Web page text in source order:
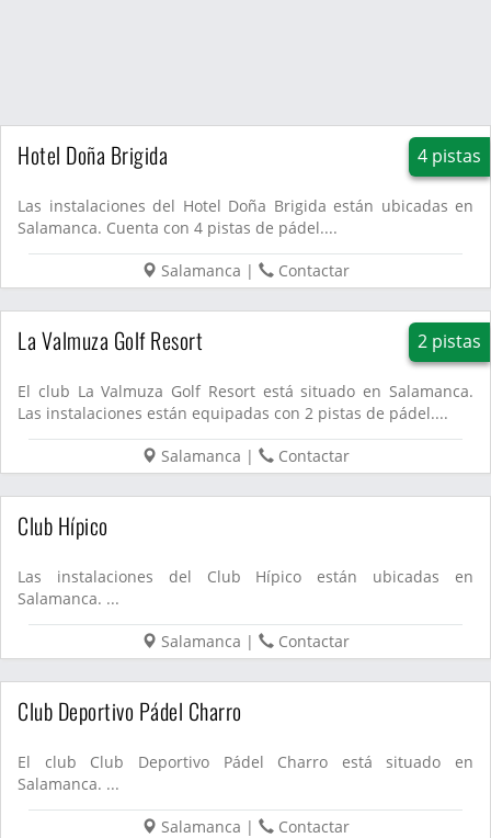
Hotel Doña Brigida 4 pistas
Las instalaciones del Hotel Doña Brigida están ubicadas en
Salamanca. Cuenta con 4 pistas de pádel....
Salamanca | Contactar
La Valmuza Golf Resort 2 pistas
El club La Valmuza Golf Resort está situado en Salamanca.
Las instalaciones están equipadas con 2 pistas de pádel....
Salamanca | Contactar
Club Hípico
Las instalaciones del Club Hípico están ubicadas en
Salamanca. ...
Salamanca | Contactar
Club Deportivo Pádel Charro
El club Club Deportivo Pádel Charro está situado en
Salamanca. ...
Salamanca | Contactar